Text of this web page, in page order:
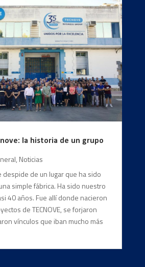
la historia de un grupo
, Noticias
despide de un lugar que ha sido
simple fábrica. Ha sido nuestro
40 años. Fue allí donde nacieron
de TECNOVE, se forjaron
vínculos que iban mucho más